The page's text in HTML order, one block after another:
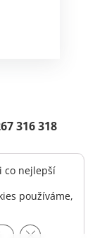
316 318
Reserved.
co nejlepší
používáme,
Zavřít cookie